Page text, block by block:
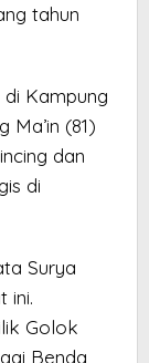
tahun
Kampung
Ma’in (81)
dan
di
Surya
ini.
Golok
Benda